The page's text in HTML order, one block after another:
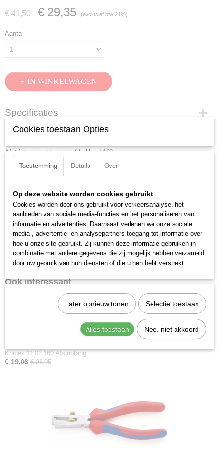
€ 41,50 € 29,35 (exclusief btw 21%)
Aantal
IN WINKELWAGEN
Specificaties
Productcode
EAN code
4003773015574
Netto gewicht
0,10 Kg
Bruto gewicht
0,10 Kg
Afmetingen (l,b,h)
16 x 5,20 x 1,20 cm
Omschrijving
Afstriptang met kunststof bekleed 160 mm
Voor het strippen van dunne kabels. Op een draaddoorsnede afgesteld,
precies afstripprisma, niet verstelbaar. Met openingsveer.
Lengte:160 mm
Benen/handgrepen:met kunststof bekleed
Kop afwerking:gepolijst
Afstripcapaciteit (diameter):
Downloads:
Datasheet specificaties
Ook interessant
Knipex 11 02 160 Afstriptang
€ 19,06 € 26,95
Cookies toestaan Opties
Toestemming Details Over
Op deze website worden cookies gebruikt
Cookies worden door ons gebruikt voor verkeersanalyse, het
aanbieden van sociale media-functies en het personaliseren van
informatie en advertenties. Daarnaast verlenen we onze sociale
media-, advertentie- en analysepartners toegang tot informatie over
hoe u onze site gebruikt. Zij kunnen deze informatie gebruiken in
combinatie met andere gegevens die zij mogelijk hebben verzameld
door uw gebruik van hun diensten of die u hen hebt verstrekt.
Later opnieuw tonen Selectie toestaan
Alles toestaan Nee, niet akkoord